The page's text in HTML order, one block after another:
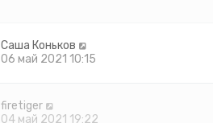
Саша Коньков
06 май 2021 10:15
firetiger
04 май 2021 19:22